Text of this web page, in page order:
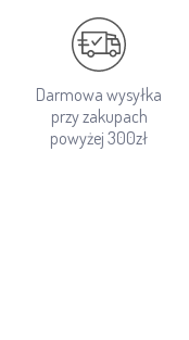
Darmowa wysyłka
przy zakupach
powyżej 300zł